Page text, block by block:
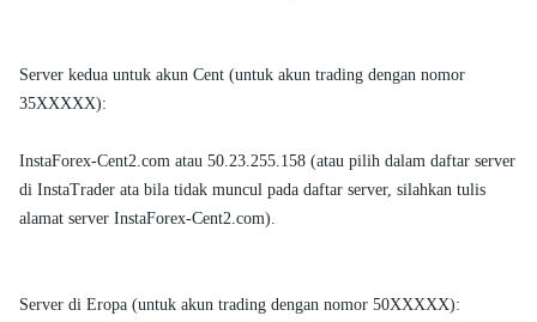
Server kedua untuk akun Cent (untuk akun trading dengan nomor
35XXXXX):
InstaForex-Cent2.com atau 50.23.255.158 (atau pilih dalam daftar server
di InstaTrader ata bila tidak muncul pada daftar server, silahkan tulis
alamat server InstaForex-Cent2.com).
Server di Eropa (untuk akun trading dengan nomor 50XXXXX):